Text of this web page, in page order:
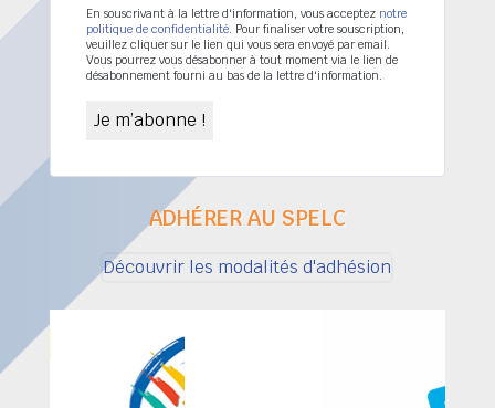
En souscrivant à la lettre d'information, vous acceptez notre
politique de confidentialité. Pour finaliser votre souscription,
veuillez cliquer sur le lien qui vous sera envoyé par email.
Vous pourrez vous désabonner à tout moment via le lien de
désabonnement fourni au bas de la lettre d'information.
ADHÉRER AU SPELC
Découvrir les modalités d'adhésion